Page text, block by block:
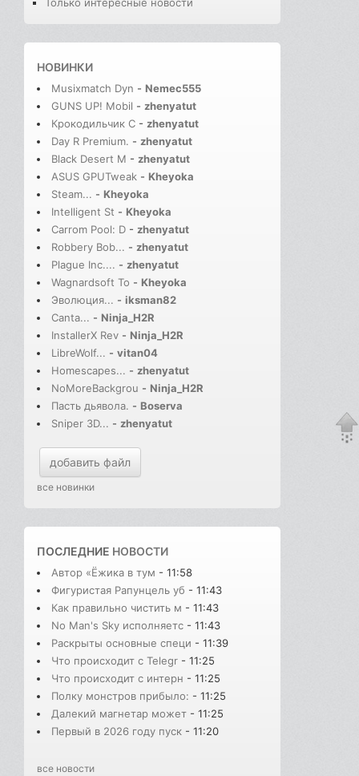
Только интересные новости
НОВИНКИ
Musixmatch Dyn - Nemec555
GUNS UP! Mobil - zhenyatut
Крокодильчик С - zhenyatut
Day R Premium. - zhenyatut
Black Desert M - zhenyatut
ASUS GPUTweak - Kheyoka
Steam... - Kheyoka
Intelligent St - Kheyoka
Carrom Pool: D - zhenyatut
Robbery Bob... - zhenyatut
Plague Inc.... - zhenyatut
Wagnardsoft To - Kheyoka
Эволюция... - iksman82
Canta... - Ninja_H2R
InstallerX Rev - Ninja_H2R
LibreWolf... - vitan04
Homescapes... - zhenyatut
NoMoreBackgrou - Ninja_H2R
Пасть дьявола. - Boserva
Sniper 3D... - zhenyatut
добавить файл
все новинки
ПОСЛЕДНИЕ НОВОСТИ
Автор «Ёжика в тум - 11:58
Фигуристая Рапунцель уб - 11:43
Как правильно чистить м - 11:43
No Man's Sky исполняетс - 11:43
Раскрыты основные специ - 11:39
Что происходит с Telegr - 11:25
Что происходит с интерн - 11:25
Полку монстров прибыло: - 11:25
Далекий магнетар может - 11:25
Первый в 2026 году пуск - 11:20
все новости